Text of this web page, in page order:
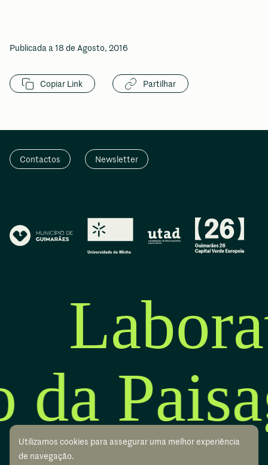
Publicada a 18 de Agosto, 2016
Copiar Link Partilhar
Contactos Newsletter
Utilizamos cookies para assegurar uma melhor experiência
de navegação.